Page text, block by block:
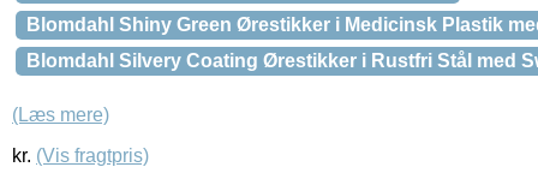
Blomdahl Shiny Green Ørestikker i Medicinsk Plastik
Blomdahl Silvery Coating Ørestikker i Rustfri Stål med
(Læs mere)
kr. (Vis fragtpris)